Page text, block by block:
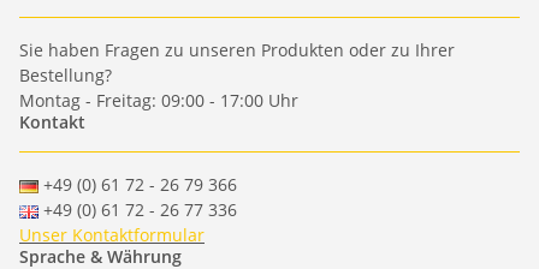
Sie haben Fragen zu unseren Produkten oder zu Ihrer
Bestellung?
Montag - Freitag: 09:00 - 17:00 Uhr
Kontakt
+49 (0) 61 72 - 26 79 366
+49 (0) 61 72 - 26 77 336
Unser Kontaktformular
Sprache & Währung